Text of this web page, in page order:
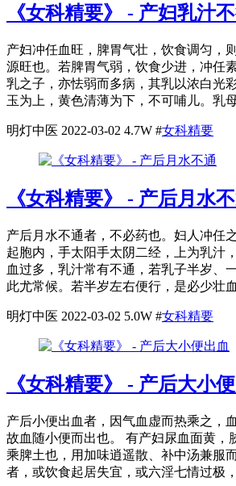
《女科精要》 - 产妇乳汁
产妇冲任血旺，脾胃气壮，饮食调匀，
源旺也。若脾胃气弱，饮食少进，冲任
乳之子，亦怯弱而多病，其乳以浓白光
玉为上，黄色清薄为下，不可哺儿。乳
明灯中医 2022-03-02 4.7W #女科精要
《女科精要》 - 产后月水
产后月水不通者，不必药也。妇人冲任
起胞内，手太阳手太阴二经，上为乳汁
血过多，乳汁常有不通，若乳子半岁、
此尤常候。若半岁左右便行，是必少壮
明灯中医 2022-03-02 5.0W #女科精要
《女科精要》 - 产后大小
产后小便出血者，因气血虚而热乘之，
故血随小便而出也。 有产妇尿血面黄，
乘脾土也，用加味逍遥散、补中汤兼服
者，或饮食起居失宜，或六淫七情过极